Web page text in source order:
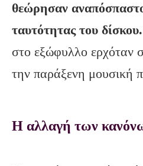
θεώρησαν
ταυτότητας του δίσκου.
στο εξώφυλλο ερχόταν
την παράξενη μουσική
Η αλλαγή των